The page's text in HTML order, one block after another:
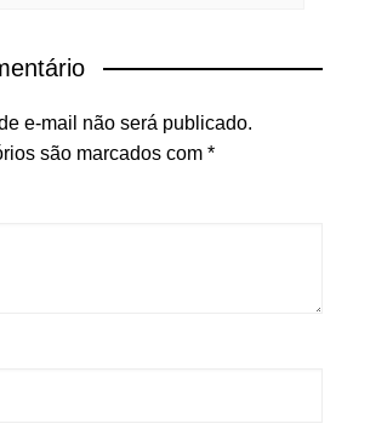
e-mail não será publicado.
são marcados com *